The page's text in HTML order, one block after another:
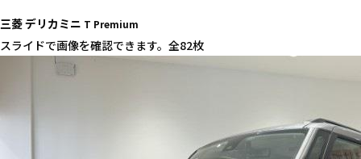
三菱 デリカミニ T Premium
スライドで画像を確認できます。 全82枚